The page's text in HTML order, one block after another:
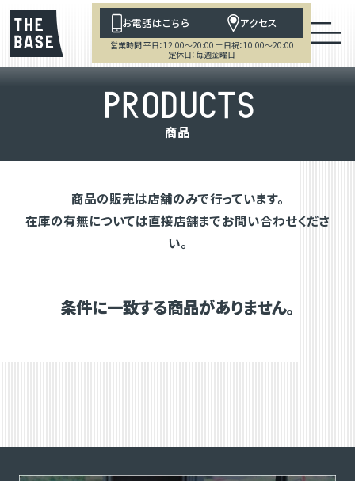
お電話はこちら アクセス
営業時間 平日：12:00～20:00 土日祝：10:00～20:00
定休日：毎週金曜日
PRODUCTS
商品
商品の販売は店舗のみで行っています。
在庫の有無については直接店舗までお問い合わせくださ
い。
条件に一致する商品がありません。